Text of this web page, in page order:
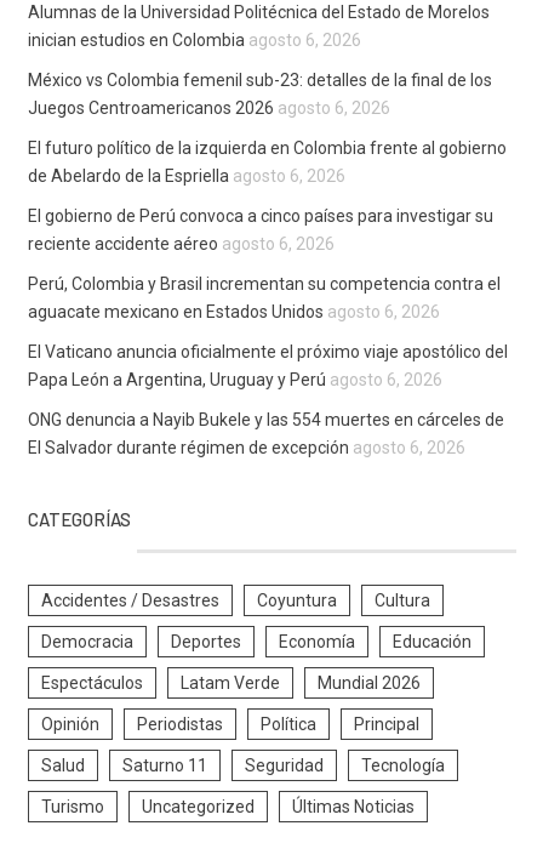
Alumnas de la Universidad Politécnica del Estado de Morelos
inician estudios en Colombia agosto 6, 2026
México vs Colombia femenil sub-23: detalles de la final de los
Juegos Centroamericanos 2026 agosto 6, 2026
El futuro político de la izquierda en Colombia frente al gobierno
de Abelardo de la Espriella agosto 6, 2026
El gobierno de Perú convoca a cinco países para investigar su
reciente accidente aéreo agosto 6, 2026
Perú, Colombia y Brasil incrementan su competencia contra el
aguacate mexicano en Estados Unidos agosto 6, 2026
El Vaticano anuncia oficialmente el próximo viaje apostólico del
Papa León a Argentina, Uruguay y Perú agosto 6, 2026
ONG denuncia a Nayib Bukele y las 554 muertes en cárceles de
El Salvador durante régimen de excepción agosto 6, 2026
CATEGORÍAS
Accidentes / Desastres Coyuntura Cultura
Democracia Deportes Economía Educación
Espectáculos Latam Verde Mundial 2026
Opinión Periodistas Política Principal
Salud Saturno 11 Seguridad Tecnología
Turismo Uncategorized Últimas Noticias